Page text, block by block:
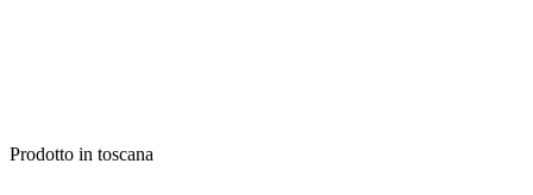
Prodotto in toscana